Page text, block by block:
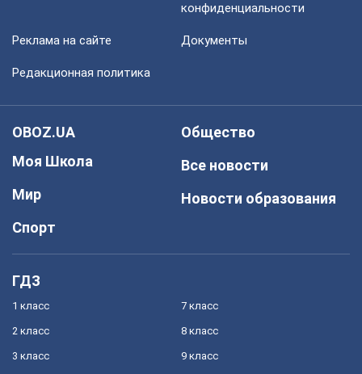
конфиденциальности
Реклама на сайте Документы
Редакционная политика
OBOZ.UA
Моя Школа
Мир
Спорт
Общество
Все новости
Новости образования
ГДЗ
1 класс
2 класс
3 класс
7 класс
8 класс
9 класс